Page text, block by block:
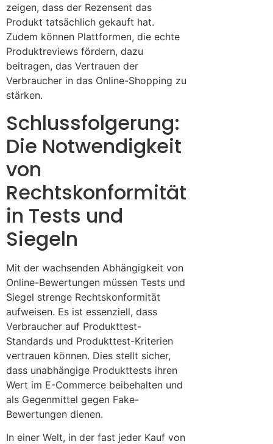
zeigen, dass der Rezensent das
Produkt tatsächlich gekauft hat.
Zudem können Plattformen, die echte
Produktreviews fördern, dazu
beitragen, das Vertrauen der
Verbraucher in das Online-Shopping zu
stärken.
Schlussfolgerung:
Die Notwendigkeit
von
Rechtskonformität
in Tests und
Siegeln
Mit der wachsenden Abhängigkeit von
Online-Bewertungen müssen Tests und
Siegel strenge Rechtskonformität
aufweisen. Es ist essenziell, dass
Verbraucher auf Produkttest-
Standards und Produkttest-Kriterien
vertrauen können. Dies stellt sicher,
dass unabhängige Produkttests ihren
Wert im E-Commerce beibehalten und
als Gegenmittel gegen Fake-
Bewertungen dienen.
In einer Welt, in der fast jeder Kauf von